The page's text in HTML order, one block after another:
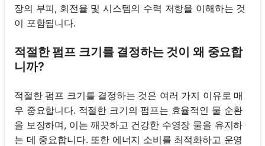
장의 부피, 회전율 및 시스템의 수력 저항을 이해하는 것
이 포함됩니다.
적절한 펌프 크기를 결정하는 것이 왜 중요합
니까?
적절한 펌프 크기를 결정하는 것은 여러 가지 이유로 매
우 중요합니다. 적절한 크기의 펌프는 효율적인 물 순환
을 보장하며, 이는 깨끗하고 건강한 수영장 물을 유지하
는 데 중요합니다. 또한 에너지 소비를 최적화하고 운영